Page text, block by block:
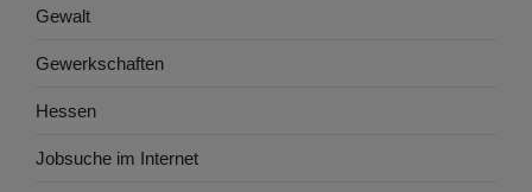
Gewalt
Gewerkschaften
Hessen
Jobsuche im Internet